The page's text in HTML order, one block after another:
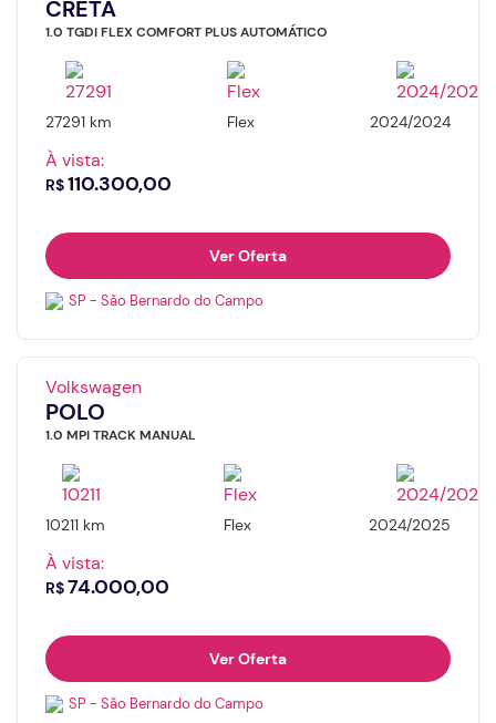
Nome
E-mail
Valor da entrada
Número de meses
Dia
Horário
E-mail
Número do whatsapp
CRETA
1.0 TGDI FLEX COMFORT PLUS AUTOMÁTICO
27291 km Flex 2024/2024
À vista:
R$110.300,00
Ver Oferta
SP - São Bernardo do Campo
Volkswagen
POLO
1.0 MPI TRACK MANUAL
10211 km Flex 2024/2025
À vista:
R$74.000,00
Ver Oferta
SP - São Bernardo do Campo